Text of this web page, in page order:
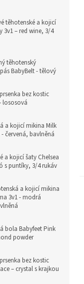
těhotenské a kojicí
3v1 – red wine, 3/4
těhotenský
BabyBelt - tělový
bez kostic
lososová
a kojicí mikina Milk
- červená, bavlněná
a kojicí šaty Chelsea
s puntíky, 3/4 rukáv
a kojicí mikina
3v1 - modrá
bola Babyfeet Pink
powder
bez kostic
– crystal s krajkou